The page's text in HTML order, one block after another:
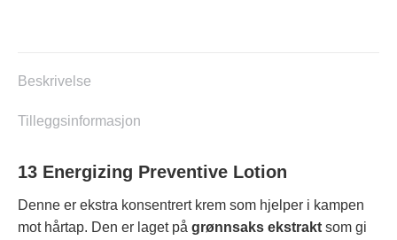
Beskrivelse
Tilleggsinformasjon
13 Energizing Preventive Lotion
Denne er ekstra konsentrert krem som hjelper i kampen
mot hårtap. Den er laget på grønnsaks ekstrakt som gi